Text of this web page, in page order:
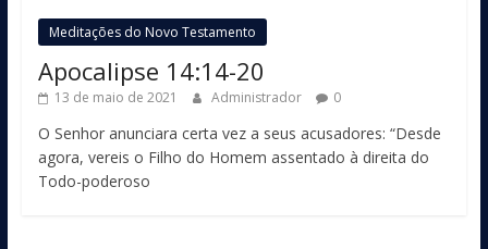
Meditações do Novo Testamento
Apocalipse 14:14-20
13 de maio de 2021 Administrador 0
O Senhor anunciara certa vez a seus acusadores: “Desde
agora, vereis o Filho do Homem assentado à direita do
Todo-poderoso